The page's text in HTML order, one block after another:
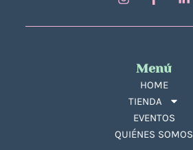
Menú
HOME
TIENDA
EVENTOS
QUIÉNES SOMOS